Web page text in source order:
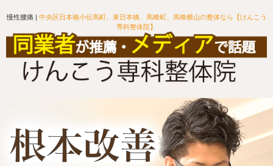
慢性腰痛 | 中央区日本橋小伝馬町、東日本橋、馬喰町、馬喰横山の整体なら【けんこう
専科整体院】